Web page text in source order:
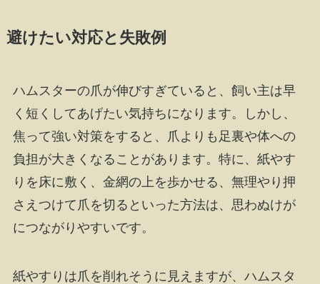
避けたい対応と失敗例
ハムスターの爪が伸びすぎていると、飼い主は早
く短くしてあげたい気持ちになります。しかし、
焦って強い対策をすると、爪よりも足裏や体への
負担が大きくなることがあります。特に、紙やす
りを床に敷く、金網の上を歩かせる、無理やり押
さえつけて爪を切るといった方法は、思わぬけが
につながりやすいです。
紙やすりは爪を削れそうに見えますが、ハムスタ